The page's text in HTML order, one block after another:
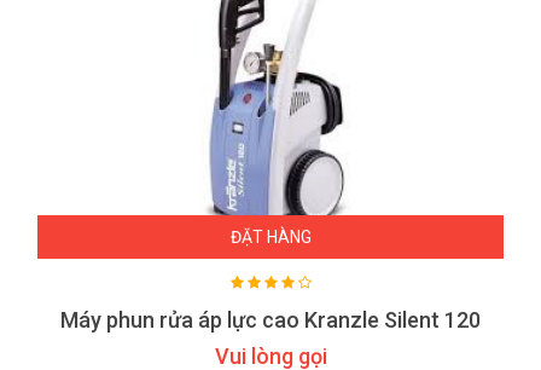
ĐẶT HÀNG
Máy phun rửa áp lực cao Kranzle Silent 120
Vui lòng gọi